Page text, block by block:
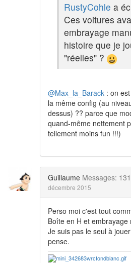
RustyCohle a
Ces voitures
embrayage
histoire que je
"réelles" ?
@Max_la_Barack : on
la même config (au
dessus) ?? parce que
quand-même nettement
tellement moins fun !!!)
Guillaume Messages: 131
décembre 2015
Perso moi c'est tout
Boîte en H et embrayage
Je suis pas le seul à
pense.